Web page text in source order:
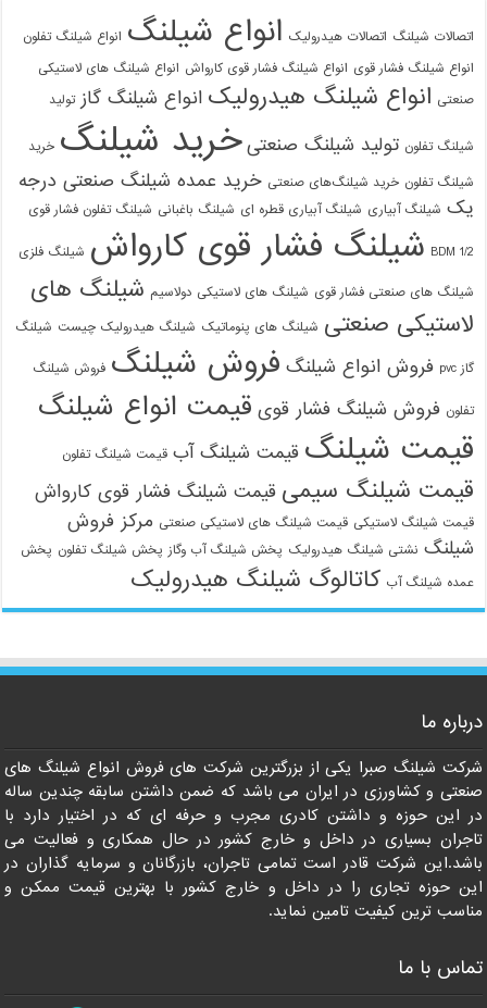
اتصالات شیلنگ اتصالات هیدرولیک انواع شیلنگ انواع شیلنگ تفلون
انواع شیلنگ فشار قوی انواع شیلنگ فشار قوی کارواش انواع شیلنگ های لاستیکی
صنعتی انواع شیلنگ هیدرولیک انواع شیلنگ گاز تولید
شیلنگ تفلون تولید شیلنگ صنعتی خرید شیلنگ خرید
شیلنگ تفلون خرید شیلنگ‌های صنعتی خرید عمده شیلنگ صنعتی درجه
یک شیلنگ آبیاری شیلنگ آبیاری قطره ای شیلنگ باغبانی شیلنگ تفلون فشار قوی
1/2 BDM شیلنگ فشار قوی کارواش شیلنگ فلزی
شیلنگ های صنعتی فشار قوی شیلنگ های لاستیکی دولاسیم شیلنگ های
لاستیکی صنعتی شیلنگ های پنوماتیک شیلنگ هیدرولیک چیست شیلنگ
گاز pvc فروش انواع شیلنگ فروش شیلنگ فروش شیلنگ
تفلون فروش شیلنگ فشار قوی قیمت انواع شیلنگ
قیمت شیلنگ قیمت شیلنگ آب قیمت شیلنگ تفلون
قیمت شیلنگ سیمی قیمت شیلنگ فشار قوی کارواش
قیمت شیلنگ لاستیکی قیمت شیلنگ های لاستیکی صنعتی مرکز فروش
شیلنگ نشتی شیلنگ هیدرولیک پخش شیلنگ آب وگاز پخش شیلنگ تفلون پخش
عمده شیلنگ آب کاتالوگ شیلنگ هیدرولیک
درباره ما
شرکت شیلنگ صبرا یکی از بزرگترین شرکت های فروش انواع شیلنگ های
صنعتی و کشاورزی در ایران می باشد که ضمن داشتن سابقه چندین ساله
در این حوزه و داشتن کادری مجرب و حرفه ای که در اختیار دارد با
تاجران بسیاری در داخل و خارج کشور در حال همکاری و فعالیت می
باشد.این شرکت قادر است تمامی تاجران، بازرگانان و سرمایه گذاران در
این حوزه تجاری را در داخل و خارج کشور با بهترین قیمت ممکن و
مناسب ترین کیفیت تامین نماید.
تماس با ما
09129586863